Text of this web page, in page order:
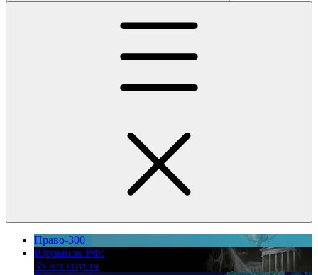
Право-300
Юррынок РФ:
35 лет спустя